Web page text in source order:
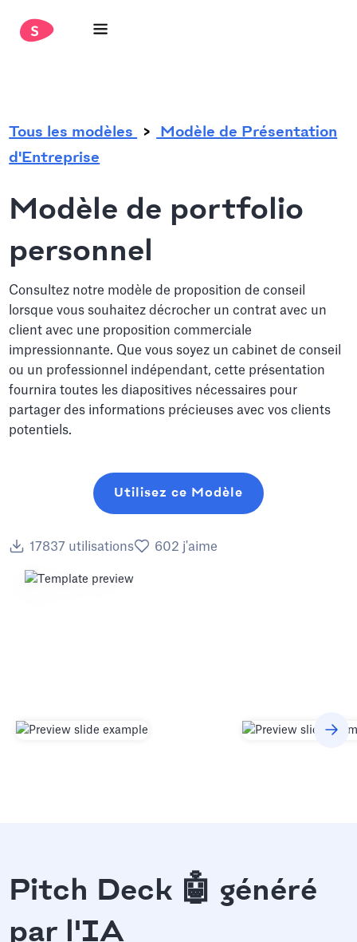
Tous les modèles
Modèle de Présentation
d'Entreprise
Modèle de portfolio
personnel
Consultez notre modèle de proposition de conseil
lorsque vous souhaitez décrocher un contrat avec un
client avec une proposition commerciale
impressionnante. Que vous soyez un cabinet de conseil
ou un professionnel indépendant, cette présentation
fournira toutes les diapositives nécessaires pour
partager des informations précieuses avec vos clients
potentiels.
Utilisez ce Modèle
17837 utilisations 602 j'aime
Pitch Deck 🤖 généré
par l'IA